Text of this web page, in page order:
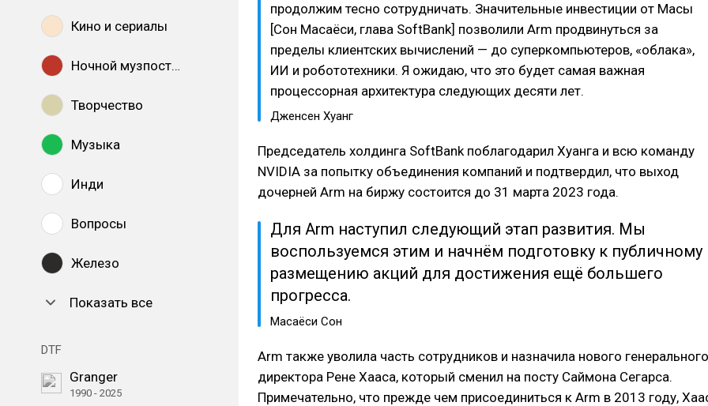
Кино и сериалы
Ночной музпостинг
Творчество
Музыка
Инди
Вопросы
Железо
Показать все
DTF
Granger
1990 - 2025
продолжим тесно сотрудничать. Значительные инвестиции от Масы
[Сон Масаёси, глава SoftBank] позволили Arm продвинуться за
пределы клиентских вычислений — до суперкомпьютеров, «облака»,
ИИ и робототехники. Я ожидаю, что это будет самая важная
процессорная архитектура следующих десяти лет.
Дженсен Хуанг
Председатель холдинга SoftBank поблагодарил Хуанга и всю команду
NVIDIA за попытку объединения компаний и подтвердил, что выход
дочерней Arm на биржу состоится до 31 марта 2023 года.
Для Arm наступил следующий этап развития. Мы
воспользуемся этим и начнём подготовку к публичному
размещению акций для достижения ещё большего
прогресса.
Масаёси Сон
Arm также уволила часть сотрудников и назначила нового генерального
директора Рене Хааса, который сменил на посту Саймона Сегарса.
Примечательно, что прежде чем присоединиться к Arm в 2013 году,